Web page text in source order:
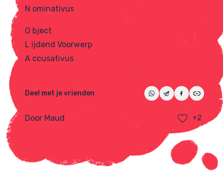
N ominativus
O bject
L ijdend Voorwerp
A ccusativus
Deel met je vrienden
Door Maud +2